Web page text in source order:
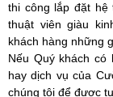
thi công lắp đặt hệ
thuật viên giàu
khách hàng những
Nếu Quý khách có
hay dịch vụ của
chúng tôi để được